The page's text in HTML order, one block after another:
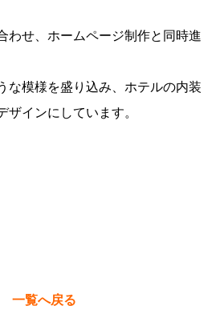
わせ、ホームページ制作と同時進
な模様を盛り込み、ホテルの内装
ザインにしています。
一覧へ戻る